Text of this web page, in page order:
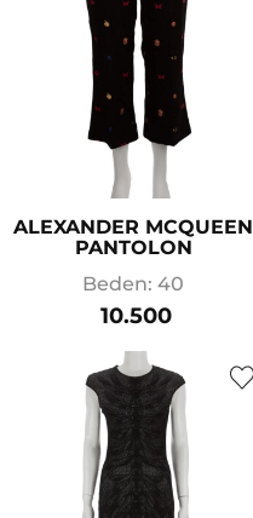
ALEXANDER MCQUEEN
PANTOLON
Beden: 40
10.500